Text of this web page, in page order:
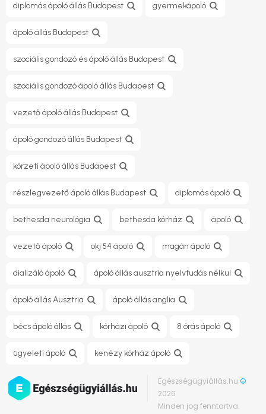
diplomás ápoló állás Budapest gyermekápoló
ápoló állás Budapest
szociális gondozó és ápoló állás Budapest
szociális gondozó ápoló állás Budapest
vezető ápoló állás Budapest
ápoló gondozó állás Budapest
körzeti ápoló állás Budapest
részlegvezető ápoló állás Budapest diplomás ápoló
bethesda neurológia bethesda kórház ápoló
vezető ápoló okj 54 ápoló magán ápoló
dializáló ápoló ápoló állás ausztria nyelvtudás nélkül
ápoló állás Ausztria ápoló állás anglia
bécs ápoló állás kórházi ápoló 8 órás ápoló
ügyeleti ápoló kenézy kórház ápoló
Egészségügyiállás.hu©
2026
Minden jog fenntartva.